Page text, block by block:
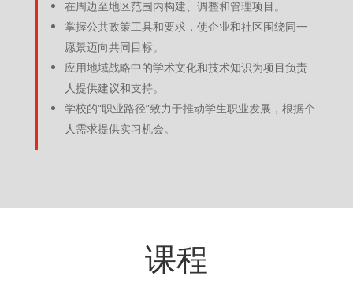
在周边至地区范围内构建、调整和管理项目。
掌握公共政策工具和要求，使企业和社区围绕同一
愿景迈向共同目标。
应用地域战略中的学术文化和技术知识为项目负责
人提供建议和支持。
学校的“职业路径”致力于推动学生职业发展，根据个
人需求提供实习机会。
课程